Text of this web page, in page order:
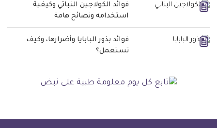
فوائد الكولاجين النباتي وكيفية
استخدامه ونصائح هامة
فوائد بذور البابايا وأضرارها، وكيف
تستعمل؟